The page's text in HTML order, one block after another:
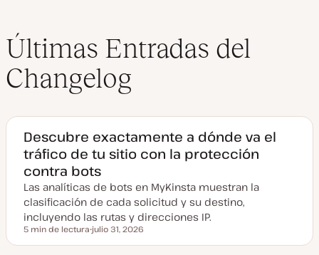
Últimas Entradas del
Changelog
Descubre exactamente a dónde va el
tráfico de tu sitio con la protección
contra bots
Las analíticas de bots en MyKinsta muestran la
clasificación de cada solicitud y su destino,
incluyendo las rutas y direcciones IP.
Tiempo de lectura
5 min de lectura
e
julio 31, 2026